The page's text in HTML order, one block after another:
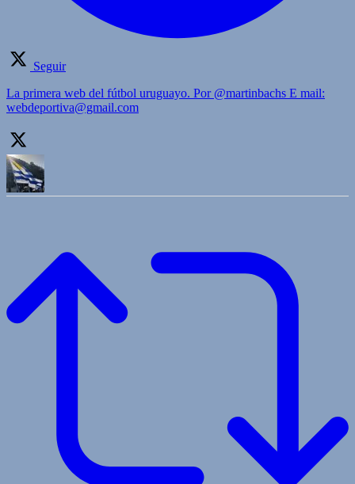
Seguir
La primera web del fútbol uruguayo. Por @martinbachs E mail:
webdeportiva@gmail.com